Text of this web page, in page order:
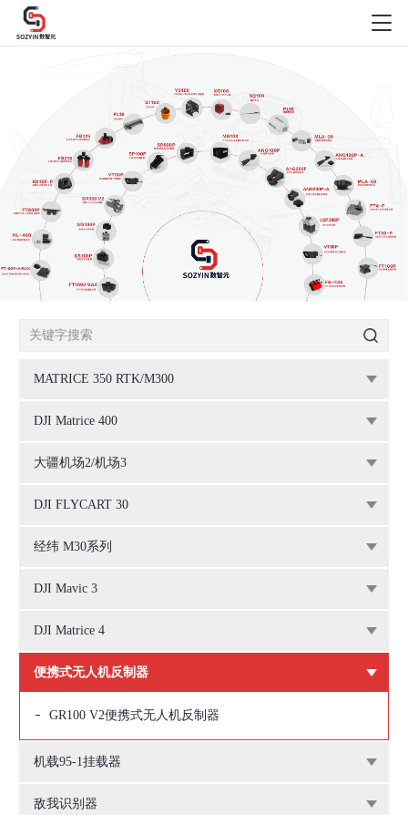
MATRICE 350 RTK/M300
DJI Matrice 400
大疆机场2/机场3
DJI FLYCART 30
经纬 M30系列
DJI Mavic 3
DJI Matrice 4
便携式无人机反制器
GR100 V2便携式无人机反制器
机载95-1挂载器
敌我识别器